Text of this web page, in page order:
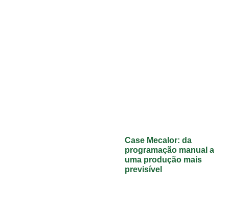
Case Mecalor: da
programação manual a
uma produção mais
previsível